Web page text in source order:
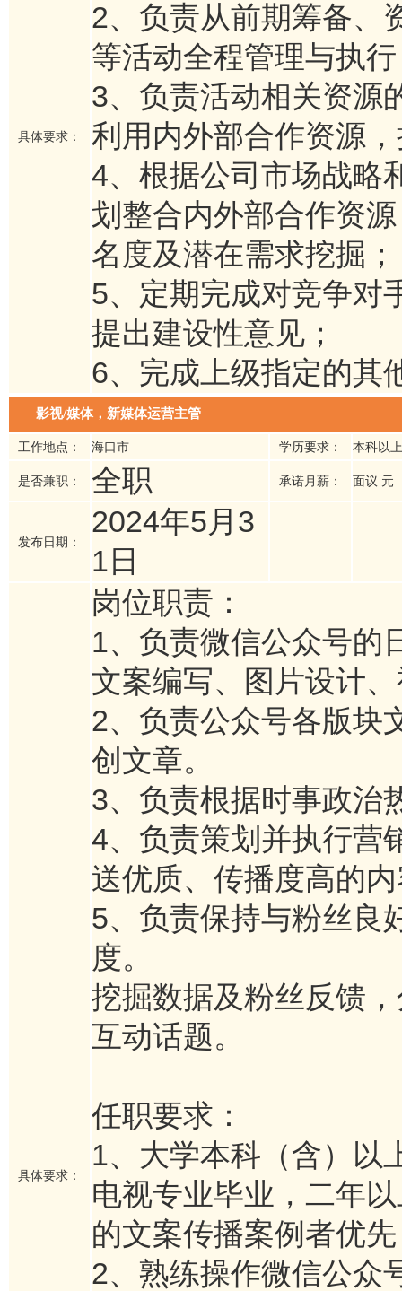
具体要求：
2、负责从前期筹备、
等活动全程管理与执
3、负责活动相关资源
利用内外部合作资源
4、根据公司市场战略
划整合内外部合作资
名度及潜在需求挖掘；
5、定期完成对竞争对
提出建设性意见；
6、完成上级指定的其
影视/媒体，新媒体运营主管
工作地点： 海口市 学历要求： 本科以上
是否兼职： 全职 承诺月薪： 面议 元
发布日期：
2024年5月3
1日
具体要求：
岗位职责：
1、负责微信公众号的
文案编写、图片设计
2、负责公众号各版块
创文章。
3、负责根据时事政治
4、负责策划并执行营
送优质、传播度高的
5、负责保持与粉丝良
度。
挖掘数据及粉丝反馈
互动话题。
任职要求：
1、大学本科（含）以
电视专业毕业，二年
的文案传播案例者优
2、熟练操作微信公众